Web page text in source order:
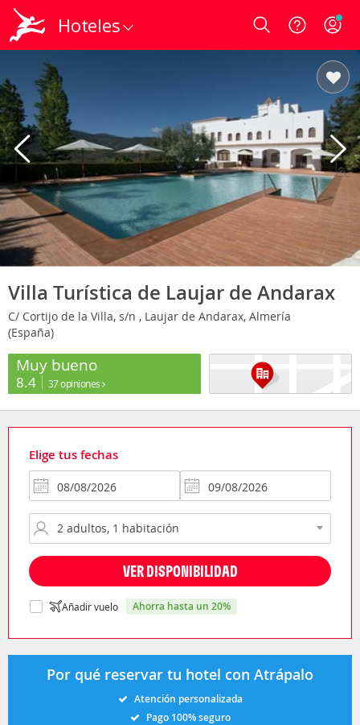
Hoteles Login
Villa Turística de Laujar de Andarax
C/ Cortijo de la Villa, s/n , Laujar de Andarax, Almería
(España)
Muy bueno
8.4 37 opiniones
Elige tus fechas
VER DISPONIBILIDAD
Añadir vuelo ahorra hasta un 20%
Por qué reservar tu hotel con Atrápalo
Atención personalizada
Pago 100% seguro